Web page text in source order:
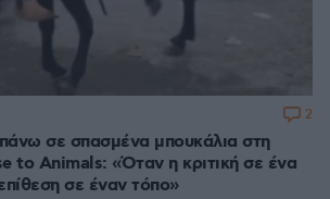
σε σπασμένα μπουκάλια στη
to Animals: «Όταν η κριτική σε ένα
σε έναν τόπο»
2